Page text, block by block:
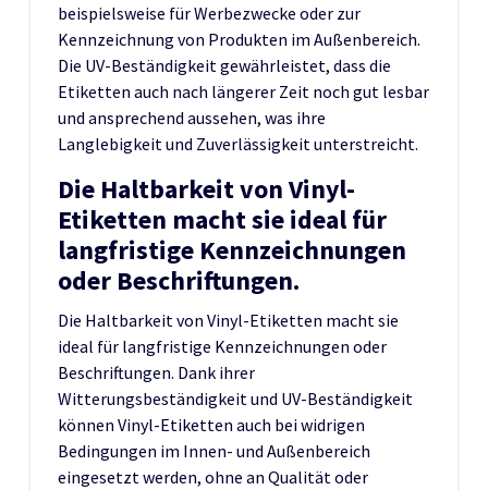
beispielsweise für Werbezwecke oder zur
Kennzeichnung von Produkten im Außenbereich.
Die UV-Beständigkeit gewährleistet, dass die
Etiketten auch nach längerer Zeit noch gut lesbar
und ansprechend aussehen, was ihre
Langlebigkeit und Zuverlässigkeit unterstreicht.
Die Haltbarkeit von Vinyl-
Etiketten macht sie ideal für
langfristige Kennzeichnungen
oder Beschriftungen.
Die Haltbarkeit von Vinyl-Etiketten macht sie
ideal für langfristige Kennzeichnungen oder
Beschriftungen. Dank ihrer
Witterungsbeständigkeit und UV-Beständigkeit
können Vinyl-Etiketten auch bei widrigen
Bedingungen im Innen- und Außenbereich
eingesetzt werden, ohne an Qualität oder